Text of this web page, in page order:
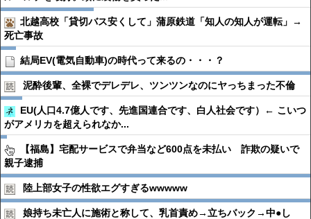
北越高校「貸切バス安くして」蒲原鉄道「知人の知人が運転」→
死亡事故
結局EV(電気自動車)の時代って来るの・・・？
泥酔後輩、全裸でデレデレ、ツンツンなのにヤっちまった不倫
EU(人口4.7億人です、先進国連合です、白人社会です）← こいつ
がアメリカを超えられなか...
【福島】宅配サービスで弁当など600点を未払い 詐欺の疑いで
親子逮捕
陸上部女子の性欲エグすぎるwwwww
娘持ち未亡人に施術と称して、乳首責め→立ちバック→中●︎し